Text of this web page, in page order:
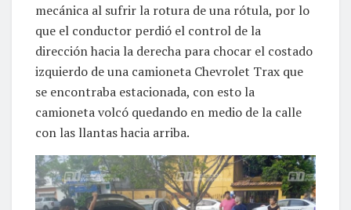
mecánica al sufrir la rotura de una rótula, por lo
que el conductor perdió el control de la
dirección hacia la derecha para chocar el costado
izquierdo de una camioneta Chevrolet Trax que
se encontraba estacionada, con esto la
camioneta volcó quedando en medio de la calle
con las llantas hacia arriba.